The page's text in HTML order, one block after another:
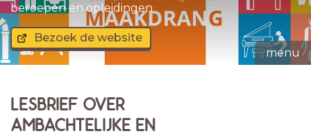
beroepen en opleidingen
Bezoek de website
menu
LESBRIEF OVER
AMBACHTELIJKE EN